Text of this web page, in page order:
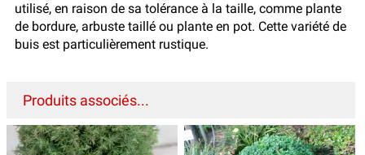
utilisé, en raison de sa tolérance à la taille, comme plante
de bordure, arbuste taillé ou plante en pot. Cette variété de
buis est particulièrement rustique.
Produits associés...